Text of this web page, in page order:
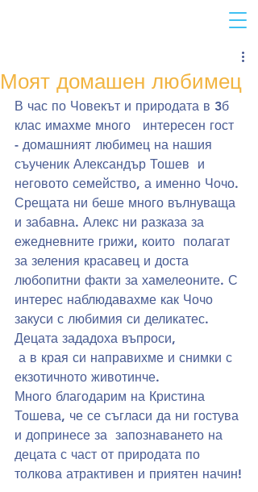
Моят домашен любимец
В час по Човекът и природата в 3б
клас имахме много   интересен гост
- домашният любимец на нашия
съученик Александър Тошев  и
неговото семейство, а именно Чочо.
Срещата ни беше много вълнуваща
и забавна. Алекс ни разказа за
ежедневните грижи, които  полагат
за зеления красавец и доста
любопитни факти за хамелеоните. С
интерес наблюдавахме как Чочо
закуси с любимия си деликатес.
Децата зададоха въпроси,
екзотичното животинче.
Много благодарим на Кристина
Тошева, че се съгласи да ни гостува
и допринесе за  запознаването на
децата с част от природата по
толкова атрактивен и приятен начин!